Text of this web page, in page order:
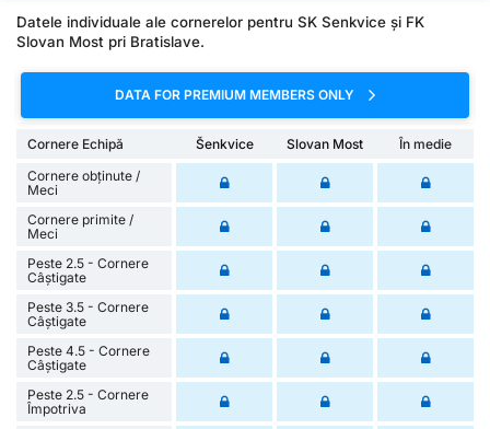
Datele individuale ale cornerelor pentru SK Senkvice și FK
Slovan Most pri Bratislave.
DATA FOR PREMIUM MEMBERS ONLY
Cornere Echipă Šenkvice Slovan Most
În medie
Cornere obținute /
Meci
Cornere primite /
Meci
Peste 2.5 - Cornere
Câștigate
Peste 3.5 - Cornere
Câștigate
Peste 4.5 - Cornere
Câștigate
Peste 2.5 - Cornere
Împotriva